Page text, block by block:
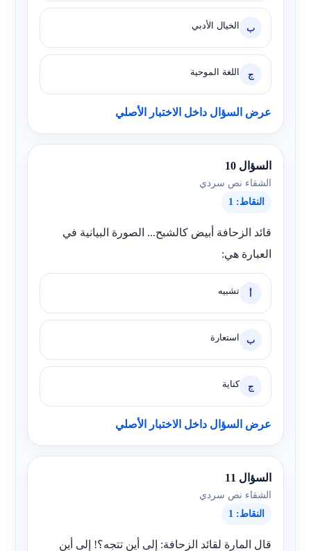
ب الخيال الأدبي
ج اللغة الموحية
عرض السؤال داخل الاختبار الأصلي
السؤال 10
الشقاء نص سردي
النقاط: 1
قائد الزحافة أبيض كالشبح... الصورة البيانية في
العبارة هي:
أ تشبيه
ب استعارة
ج كناية
عرض السؤال داخل الاختبار الأصلي
السؤال 11
الشقاء نص سردي
النقاط: 1
قال المارة لقائد الزحافة: إلى أين تتجه؟! إلى أين